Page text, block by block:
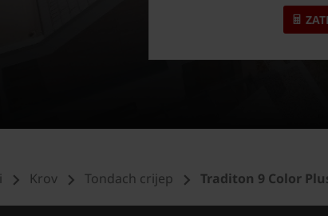
Krov Tondach crijep Traditon 9 Color